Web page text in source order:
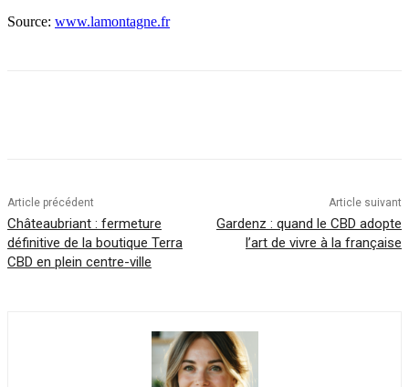
Source: www.lamontagne.fr
Article précédent
Châteaubriant : fermeture
définitive de la boutique Terra
CBD en plein centre-ville
Article suivant
Gardenz : quand le CBD adopte
l’art de vivre à la française